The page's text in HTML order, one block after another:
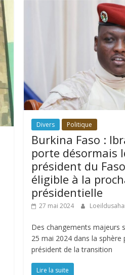
Divers Politique
Burkina Faso :
porte désormais
président du
éligible à la
présidentielle
27 mai 2024
Des changements majeurs
25 mai 2024 dans la sphère
président de la transition
Lire la suite